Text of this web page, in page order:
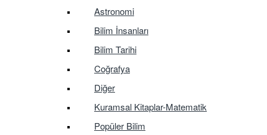
Astronomi
Bilim İnsanları
Bilim Tarihi
Coğrafya
Diğer
Kuramsal Kitaplar-Matematik
Popüler Bilim